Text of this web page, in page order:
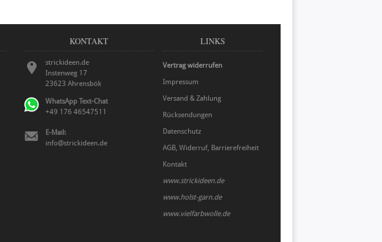
KONTAKT
strickideen.de
Instenweg 17
23623 Ahrensbök
WhatsApp Text-Chat
+49 176 46547511
E-Mail:
info@strickideen.de
LINKS
Vertrag widerrufen
Impressum
Versand & Zahlung
Rücksendungen
Datenschutz
AGB, Widerruf, Barrierefreiheit
Kontakt
www.strickideen.de
www.holst-garn.de
www.vielfarbwolle.de